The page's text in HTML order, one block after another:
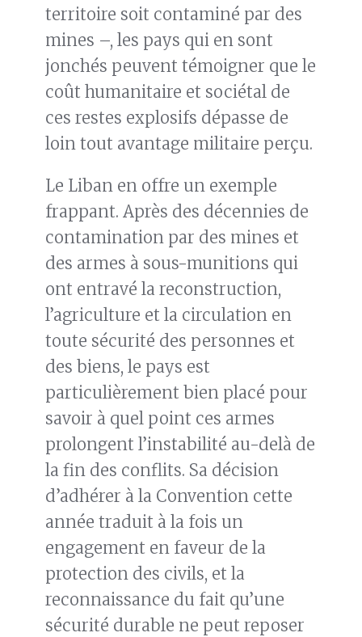
territoire soit contaminé par des
mines –, les pays qui en sont
jonchés peuvent témoigner que le
coût humanitaire et sociétal de
ces restes explosifs dépasse de
loin tout avantage militaire perçu.
Le Liban en offre un exemple
frappant. Après des décennies de
contamination par des mines et
des armes à sous-munitions qui
ont entravé la reconstruction,
l’agriculture et la circulation en
toute sécurité des personnes et
des biens, le pays est
particulièrement bien placé pour
savoir à quel point ces armes
prolongent l’instabilité au-delà de
la fin des conflits. Sa décision
d’adhérer à la Convention cette
année traduit à la fois un
engagement en faveur de la
protection des civils, et la
reconnaissance du fait qu’une
sécurité durable ne peut reposer